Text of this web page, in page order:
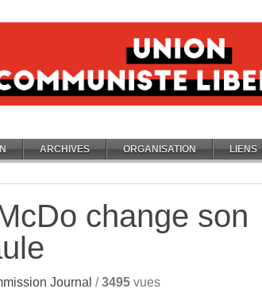
ARCHIVES ORGANISATION LIENS
change son
Journal /3495 vues